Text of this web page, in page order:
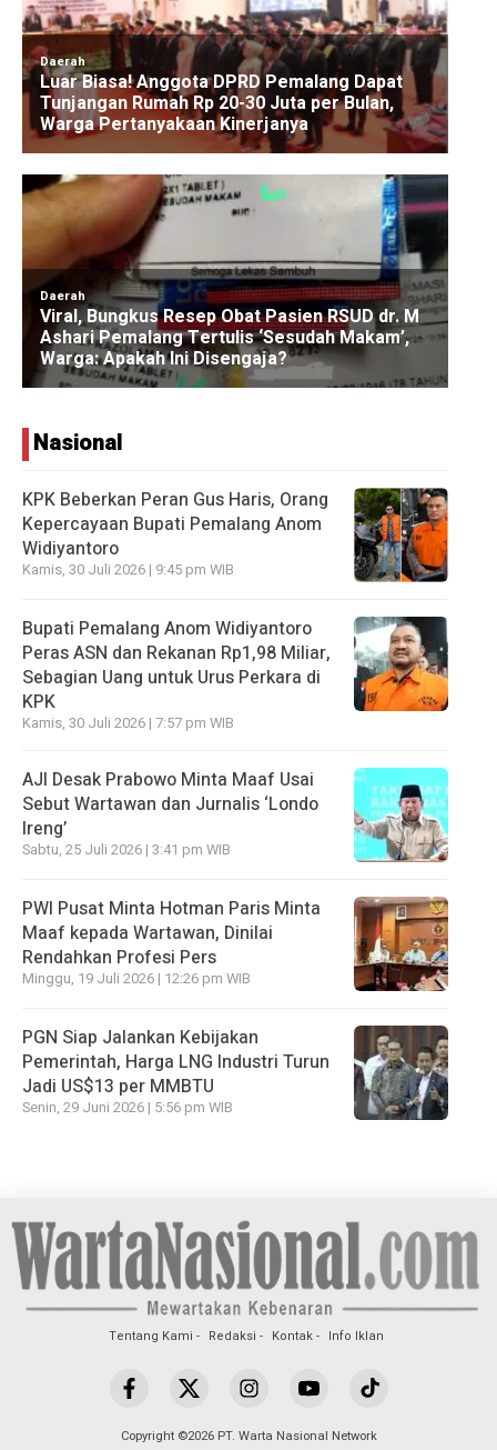
Nasional
KPK Beberkan Peran Gus Haris, Orang
Kepercayaan Bupati Pemalang Anom
Widiyantoro
Kamis, 30 Juli 2026 | 9:45 pm WIB
Bupati Pemalang Anom Widiyantoro
Peras ASN dan Rekanan Rp1,98 Miliar,
Sebagian Uang untuk Urus Perkara di
KPK
Kamis, 30 Juli 2026 | 7:57 pm WIB
AJI Desak Prabowo Minta Maaf Usai
Sebut Wartawan dan Jurnalis ‘Londo
Ireng’
Sabtu, 25 Juli 2026 | 3:41 pm WIB
PWI Pusat Minta Hotman Paris Minta
Maaf kepada Wartawan, Dinilai
Rendahkan Profesi Pers
Minggu, 19 Juli 2026 | 12:26 pm WIB
PGN Siap Jalankan Kebijakan
Pemerintah, Harga LNG Industri Turun
Jadi US$13 per MMBTU
Senin, 29 Juni 2026 | 5:56 pm WIB
Tentang Kami Redaksi Kontak Info Iklan
Copyright ©2026 PT. Warta Nasional Network